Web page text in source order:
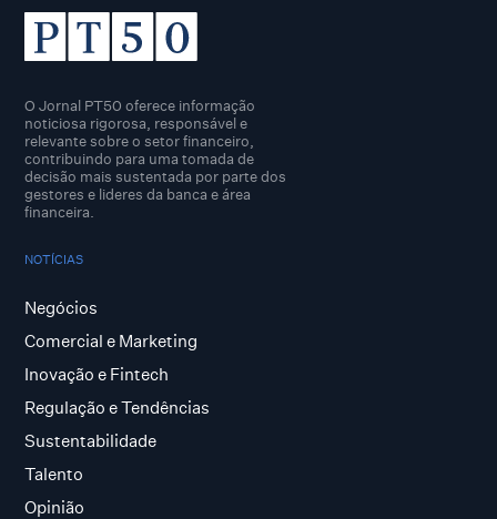
O Jornal PT50 oferece informação
noticiosa rigorosa, responsável e
relevante sobre o setor financeiro,
contribuindo para uma tomada de
decisão mais sustentada por parte dos
gestores e lideres da banca e área
financeira.
NOTÍCIAS
Negócios
Comercial e Marketing
Inovação e Fintech
Regulação e Tendências
Sustentabilidade
Talento
Opinião